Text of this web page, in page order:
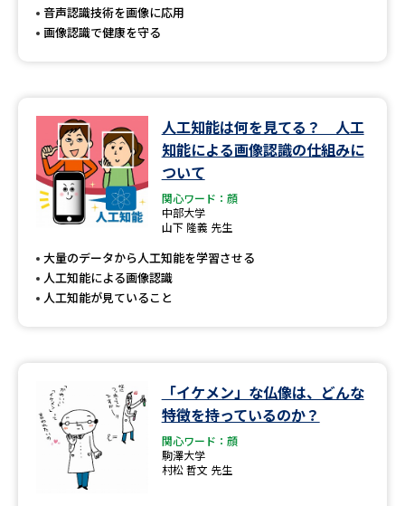
音声認識技術を画像に応用
画像認識で健康を守る
人工知能は何を見てる？ 人工
知能による画像認識の仕組みに
ついて
関心ワード：顔
中部大学
山下 隆義 先生
大量のデータから人工知能を学習させる
人工知能による画像認識
人工知能が見ていること
「イケメン」な仏像は、どんな
特徴を持っているのか？
関心ワード：顔
駒澤大学
村松 哲文 先生